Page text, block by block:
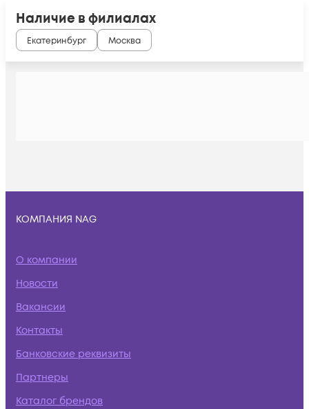
Наличие в филиалах
Екатеринбург Москва
КОМПАНИЯ NAG
О компании
Новости
Вакансии
Контакты
Банковские реквизиты
Партнеры
Каталог брендов